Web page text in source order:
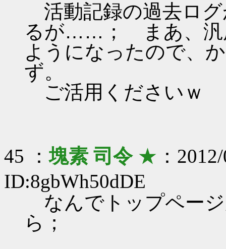
活動記録の過去ロ
るが……； まあ、汎
ようになったので、
ず。
ご活用くださいｗ
45 ：塊素 司令★ ：
ID:8gbWh50dDE
なんでトップペー
ら；